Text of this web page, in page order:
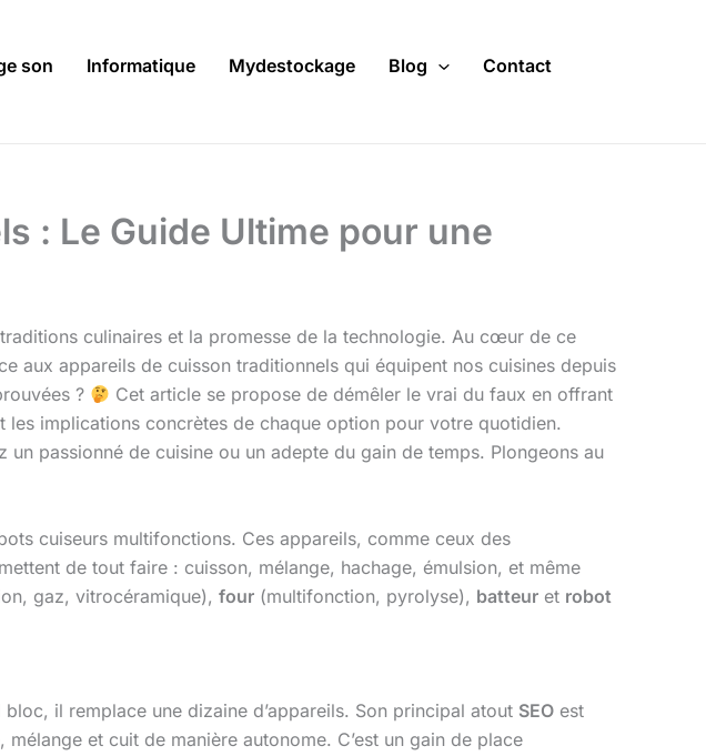
son Informatique Mydestockage Blog Contact
: Le Guide Ultime pour une
culinaires et la promesse de la technologie. Au cœur de ce
aux appareils de cuisson traditionnels qui équipent nos cuisines depuis
?
Cet article se propose de démêler le vrai du faux en offrant
implications concrètes de chaque option pour votre quotidien.
passionné de cuisine ou un adepte du gain de temps. Plongeons au
cuiseurs multifonctions. Ces appareils, comme ceux des
de tout faire : cuisson, mélange, hachage, émulsion, et même
gaz, vitrocéramique), four (multifonction, pyrolyse), batteur et robot
il remplace une dizaine d’appareils. Son principal atout SEO est
et cuit de manière autonome. C’est un gain de place